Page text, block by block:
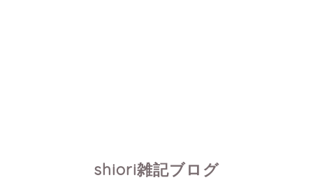
shiori雑記ブログ